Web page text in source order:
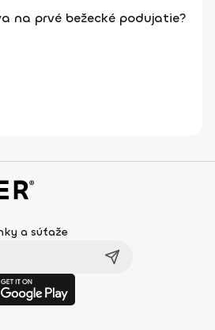
na prvé bežecké podujatie?
a súťaže